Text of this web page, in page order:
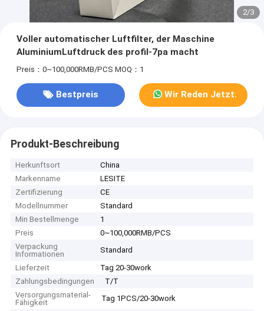
2/3
Voller automatischer Luftfilter, der Maschine
AluminiumLuftdruck des profil-7pa macht
Preis：0~100,000RMB/PCS MOQ：1
Bestpreis Wir Reden Jetzt.
Produkt-Beschreibung
Herkunftsort
China
Markenname
LESITE
Zertifizierung
CE
Modellnummer
Standard
Min Bestellmenge
1
Preis
0~100,000RMB/PCS
Verpackung
Informationen
Standard
Lieferzeit
Tag 20-30work
Zahlungsbedingungen
T/T
Versorgungsmaterial-
Fähigkeit
Tag 1PCS/20-30work